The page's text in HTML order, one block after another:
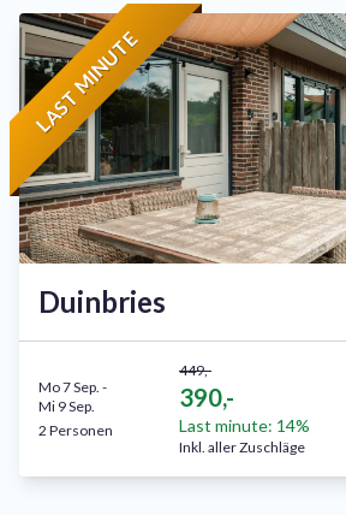
LAST MINUTE
Duinbries
449,-
390,-
Last minute: 14%
Inkl. aller Zuschläge
Mo 7 Sep. -
Mi 9 Sep.
2 Personen